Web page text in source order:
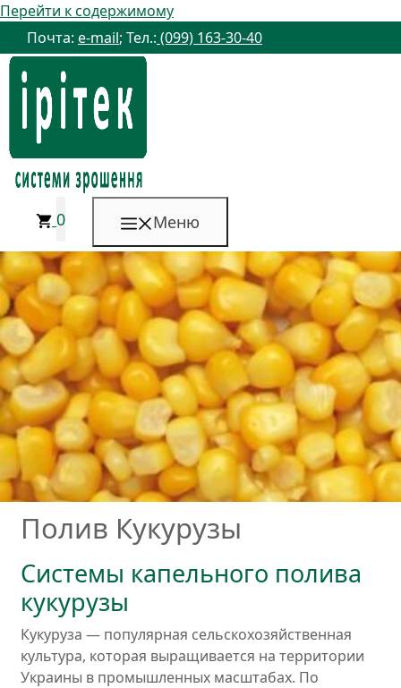
Перейти к содержимому
Почта: e-mail; Тел.: (099) 163-30-40
0 Меню
Полив Кукурузы
Системы капельного полива
кукурузы
Кукуруза — популярная сельскохозяйственная
культура, которая выращивается на территории
Украины в промышленных масштабах. По